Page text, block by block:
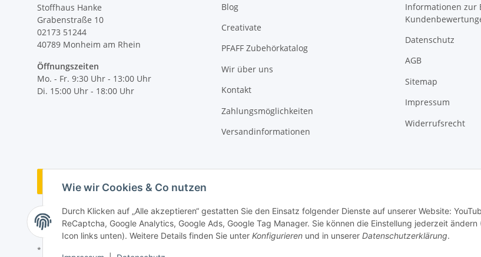
Wie wir Cookies & Co nutzen
Durch Klicken auf „Alle akzeptieren“ gestatten Sie den Einsatz folgender Dienste auf unserer Website:
ReCaptcha, Google Analytics, Google Ads, Google Tag Manager. Sie können die Einstellung jederzeit
Icon links unten). Weitere Details finden Sie unter Konfigurieren und in unserer Datenschutzerklärung.
Stoffhaus Hanke
Grabenstraße 10
02173 51244
40789 Monheim am Rhein
Öffnungszeiten
Mo. - Fr. 9:30 Uhr - 13:00 Uhr
Di. 15:00 Uhr - 18:00 Uhr
Blog
Creativate
PFAFF Zubehörkatalog
Wir über uns
Kontakt
Zahlungsmöglichkeiten
Versandinformationen
Informationen zur
Datenschutz
AGB
Sitemap
Impressum
Widerrufsrecht
Vertrag widerrufen
* Alle Preise inkl. gesetzlicher MwSt., zzgl.